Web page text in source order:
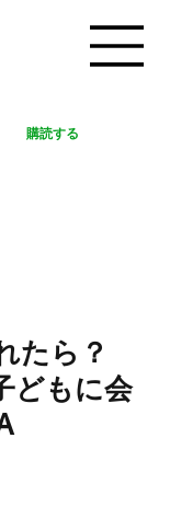
購読する
たら？
どもに会